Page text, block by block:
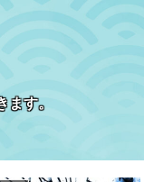
す。